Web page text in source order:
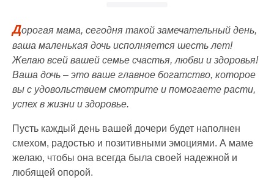
Дорогая мама, сегодня такой замечательный день,
ваша маленькая дочь исполняется шесть лет!
Желаю всей вашей семье счастья, любви и здоровья!
Ваша дочь – это ваше главное богатство, которое
вы с удовольствием смотрите и помогаете расти,
успех в жизни и здоровье.
Пусть каждый день вашей дочери будет наполнен
смехом, радостью и позитивными эмоциями. А маме
желаю, чтобы она всегда была своей надежной и
любящей опорой.